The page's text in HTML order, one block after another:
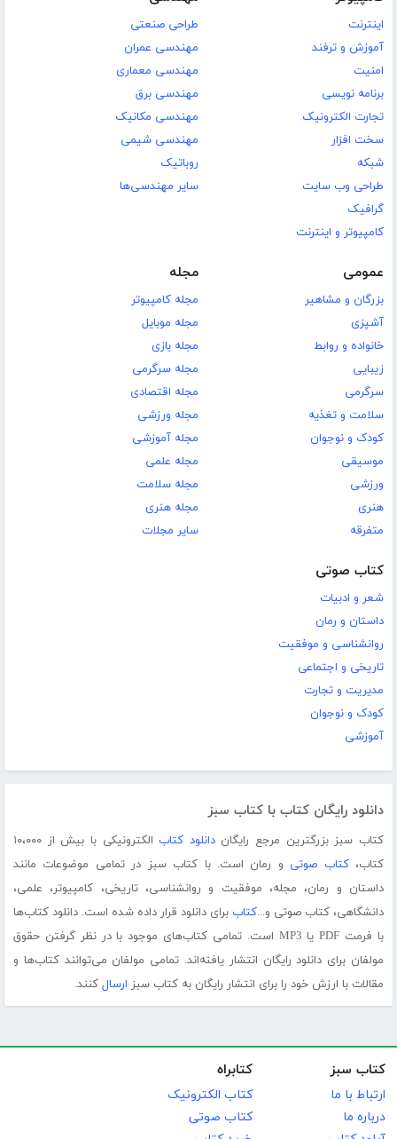
اینترنت
آموزش و ترفند
امنیت
برنامه نویسی
تجارت الکترونیک
سخت افزار
شبکه
طراحی وب سایت
گرافیک
کامپیوتر و اینترنت
طراحی صنعتی
مهندسی عمران
مهندسی معماری
مهندسی برق
مهندسی مکانیک
مهندسی شیمی
روباتیک
سایر مهندسی‌ها
عمومی
بزرگان و مشاهیر
آشپزی
خانواده و روابط
زیبایی
سرگرمی
سلامت و تغذیه
کودک و نوجوان
موسیقی
ورزشی
هنری
متفرقه
مجله
مجله کامپیوتر
مجله موبایل
مجله بازی
مجله سرگرمی
مجله اقتصادی
مجله ورزشی
مجله آموزشی
مجله علمی
مجله سلامت
مجله هنری
سایر مجلات
کتاب صوتی
شعر و ادبیات
داستان و رمان
روانشناسی و موفقیت
تاریخی و اجتماعی
مدیریت و تجارت
کودک و نوجوان
آموزشی
دانلود رایگان کتاب با کتاب سبز
کتاب سبز بزرگترین مرجع رایگاندانلود کتاب
الکترونیکی با بیش از ۱۰،۰۰۰
کتاب،کتاب صوتی و رمان است. با کتاب سبز در تمامی موضوعات مانند
داستان و رمان، مجله، موفقیت و روانشناسی، تاریخی، کامپیوتر، علمی،
دانشگاهی، کتاب صوتی و...کتاب برای دانلود قرار داده شده است. دانلود کتاب‌ها
با فرمت PDF یا MP3 است. تمامی کتاب‌های موجود با در نظر گرفتن حقوق
مولفان برای دانلود رایگان انتشار یافته‌اند. تمامی مولفان می‌توانند کتاب‌ها و
مقالات با ارزش خود را برای انتشار رایگان به کتاب سبز ارسال کنند.
کتاب سبز
ارتباط با ما
درباره ما
کتابراه
کتاب الکترونیک
کتاب صوتی